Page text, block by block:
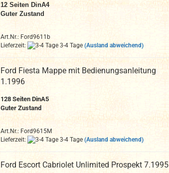
12Seiten DinA4
Guter Zustand
Art.Nr.: Ford9611b
Lieferzeit:
3-4 Tage (Ausland abweichend)
Ford Fiesta Mappe mit Bedienungsanleitung
1.1996
128 Seiten DinA5
Guter Zustand
Art.Nr.: Ford9615M
Lieferzeit:
3-4 Tage (Ausland abweichend)
Ford Escort Cabriolet Unlimited Prospekt 7.1995